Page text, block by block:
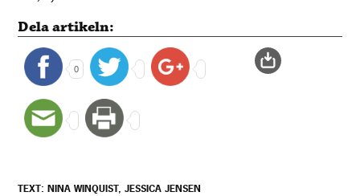
Dela artikeln:
0
TEXT: NINA WINQUIST, JESSICA JENSEN